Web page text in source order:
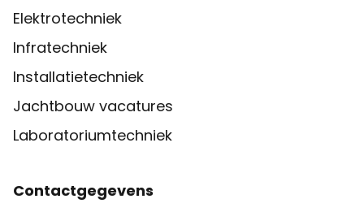
Elektrotechniek
Infratechniek
Installatietechniek
Jachtbouw vacatures
Laboratoriumtechniek
Contactgegevens